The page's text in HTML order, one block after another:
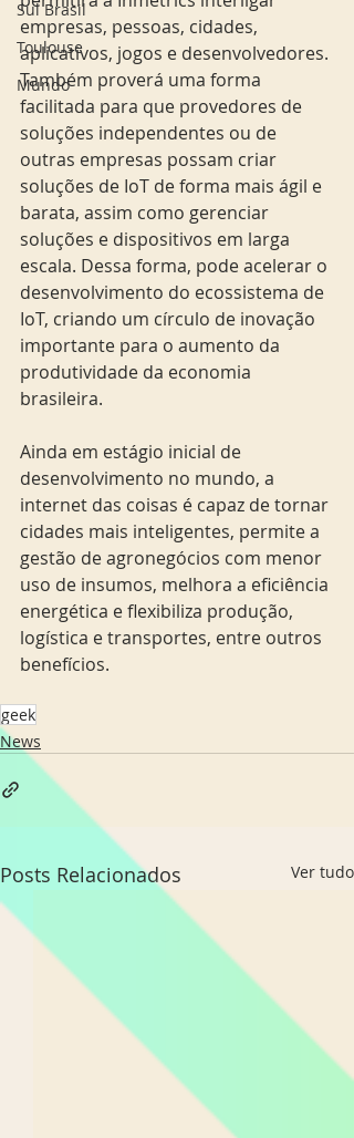
Sul Brasil
Toulouse
Mundo
empresas, pessoas, cidades,
aplicativos, jogos e desenvolvedores.
Também proverá uma forma
facilitada para que provedores de
soluções independentes ou de
outras empresas possam criar
soluções de IoT de forma mais ágil e
barata, assim como gerenciar
soluções e dispositivos em larga
escala. Dessa forma, pode acelerar o
desenvolvimento do ecossistema de
IoT, criando um círculo de inovação
importante para o aumento da
produtividade da economia
brasileira.
Ainda em estágio inicial de
desenvolvimento no mundo, a
internet das coisas é capaz de tornar
cidades mais inteligentes, permite a
gestão de agronegócios com menor
uso de insumos, melhora a eficiência
energética e flexibiliza produção,
logística e transportes, entre outros
benefícios.
geek
News
Posts Relacionados Ver tudo